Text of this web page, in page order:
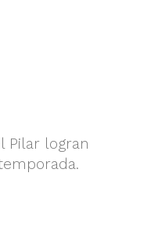
Pilar logran